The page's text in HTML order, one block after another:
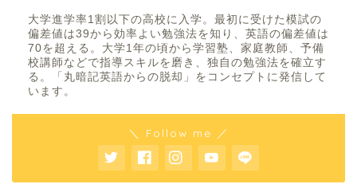
大学進学率1割以下の高校に入学。最初に受けた模試の
偏差値は39から効率よい勉強法を知り、英語の偏差値は
70を超える。大学1年の頃から学習塾、家庭教師、予備
校講師などで指導スキルを磨き、独自の勉強法を確立す
る。「丸暗記英語からの脱却」をコンセプトに発信して
います。
＼ Follow me ／